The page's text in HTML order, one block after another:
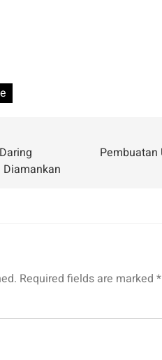
Diamankan
Pembuatan
Required fields are marked *